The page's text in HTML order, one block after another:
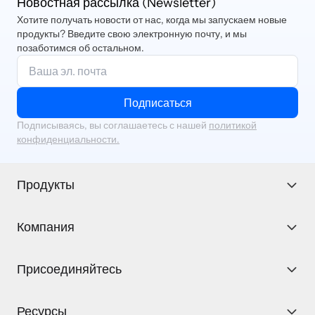
Хотите получать новости от нас, когда мы запускаем новые
продукты? Введите свою электронную почту, и мы
позаботимся об остальном.
Подписаться
Подписываясь, вы соглашаетесь с нашей политикой
конфиденциальности.
Продукты
Компания
Присоединяйтесь
Ресурсы